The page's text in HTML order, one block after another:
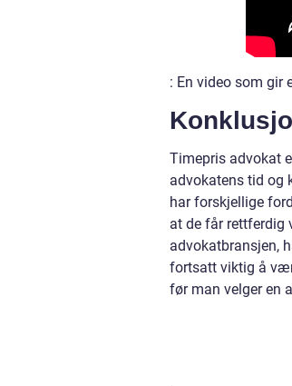
: En video som gir
Timepris advokat
advokatens tid og
har forskjellige
at de får rettferdig
advokatbransjen,
fortsatt viktig å
før man velger en